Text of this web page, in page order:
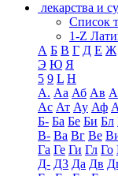
лекарства и
Список
1-Z
А Б В Г Д Е Ж
Э Ю Я
5 9 L H
А. Аа Аб Ав
Ас Ат Ау Аф
Б- Ба Бе Би Бл
В- Ва Вг Ве
Га Ге Ги Гл Го
Д- Д3 Да Дв